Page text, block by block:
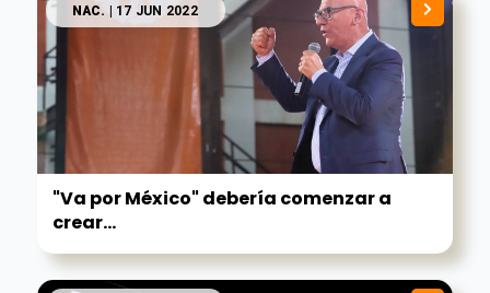
NAC. | 17 JUN 2022
"Va por México" debería comenzar a
crear...